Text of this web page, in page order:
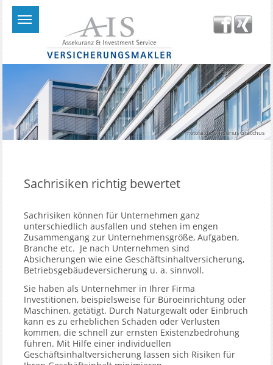
Fotolia.de © Tiberius Gracchus
Sachrisiken richtig bewertet
Sachrisiken können für Unternehmen ganz
unterschiedlich ausfallen und stehen im engen
Zusammengang zur Unternehmensgröße, Aufgaben,
Branche etc. Je nach Unternehmen sind
Absicherungen wie eine Geschäftsinhaltversicherung,
Betriebsgebäudeversicherung u. a. sinnvoll.
Sie haben als Unternehmer in Ihrer Firma
Investitionen, beispielsweise für Büroeinrichtung oder
Maschinen, getätigt. Durch Naturgewalt oder Einbruch
kann es zu erheblichen Schäden oder Verlusten
kommen, die schnell zur ernsten Existenzbedrohung
führen. Mit Hilfe einer individuellen
Geschäftsinhaltversicherung lassen sich Risiken für